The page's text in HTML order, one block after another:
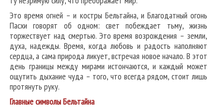
Это время огней – и костры Бельтайна, и Благодатный огонь
Пасхи говорят об одном: свет побеждает тьму, жизнь
торжествует над смертью. Это время возрождения – земли,
духа, надежды. Время, когда любовь и радость наполняют
сердца, а сама природа ликует, встречая новое начало. В этот
день границы между мирами истончаются, и каждый может
ощутить дыхание чуда – того, что всегда рядом, стоит лишь
протянуть руку.
Главные символы Бельтайна